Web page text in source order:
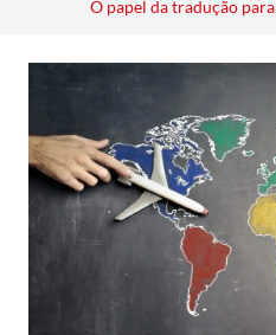
O papel da tradução